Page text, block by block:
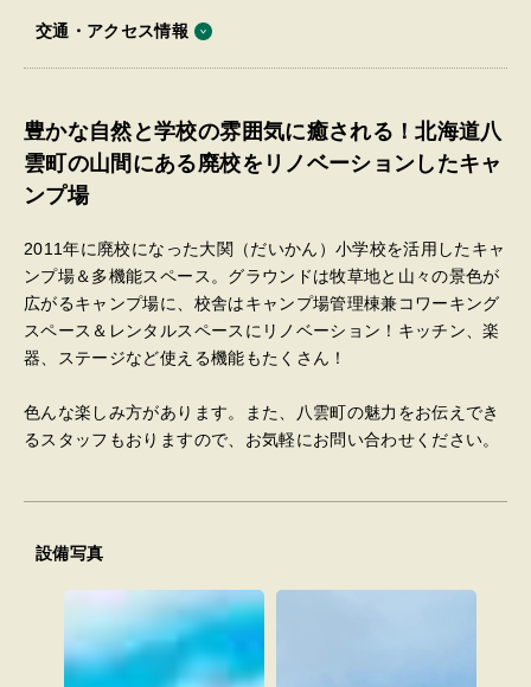
交通・アクセス情報
豊かな自然と学校の雰囲気に癒される！北海道八
雲町の山間にある廃校をリノベーションしたキャ
ンプ場
2011年に廃校になった大関（だいかん）小学校を活用したキャ
ンプ場＆多機能スペース。グラウンドは牧草地と山々の景色が
広がるキャンプ場に、校舎はキャンプ場管理棟兼コワーキング
スペース＆レンタルスペースにリノベーション！キッチン、楽
器、ステージなど使える機能もたくさん！
色んな楽しみ方があります。また、八雲町の魅力をお伝えでき
るスタッフもおりますので、お気軽にお問い合わせください。
設備写真